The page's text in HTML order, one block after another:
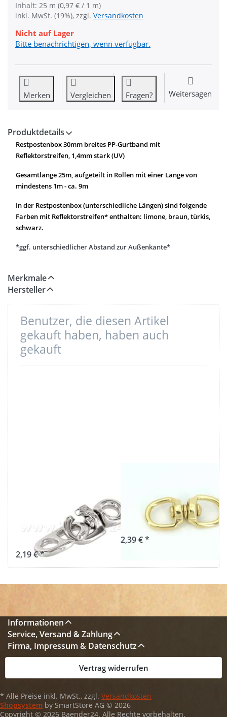
Inhalt: 25 m (0,97 € / 1 m)
inkl. MwSt. (19%), zzgl. Versandkosten
Nicht auf Lager
Bitte benachrichtigen, wenn verfügbar.
Merken Vergleichen Fragen? Weitersagen
Produktdetails
Restpostenbox 30mm breites PP-Gurtband mit
Reflektorstreifen, 1,4mm stark (UV)
Gesamtlänge 25m, aufgeteilt in Rollen mit einer Länge von
mindestens 1m - ca. 9m
In der Restpostenbox (unterschiedliche Längen) sind folgende
Farben mit Reflektorstreifen* enthalten: limone, braun, türkis,
schwarz.
*ggf. unterschiedlicher Abstand zur Außenkante*
Merkmale
Hersteller
Benutzer, die diesen Artikel
gekauft haben, haben auch
gekauft
- vernickelt aus
Messing - 58mm
lang - 1 Stück
2,19 € *
7cm lang - 1
Stück
2,39 € *
Informationen
Service, Versand & Zahlung
Firma, Impressum & Datenschutz
Vertrag widerrufen
* Alle Preise inkl. MwSt., zzgl. Versandkosten
Shopsystem by SmartStore AG © 2026
Copyright © 2026 Baender24. Alle Rechte vorbehalten.